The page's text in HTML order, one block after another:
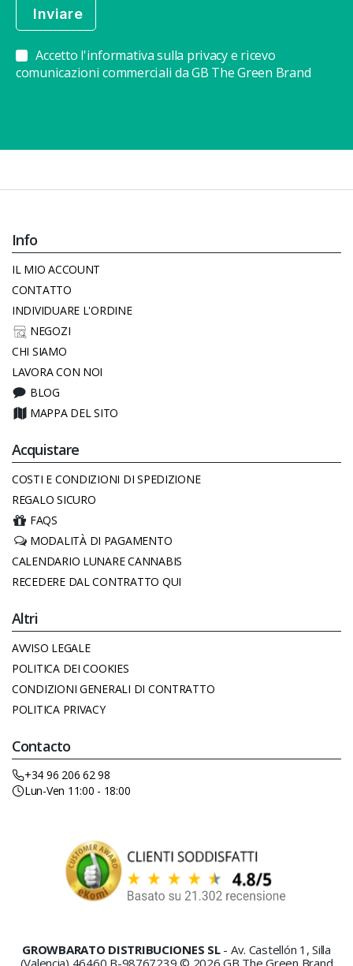
Accetto l'informativa sulla privacy e ricevo
comunicazioni commerciali da GB The Green Brand
Info
IL MIO ACCOUNT
CONTATTO
INDIVIDUARE L'ORDINE
NEGOZI
CHI SIAMO
LAVORA CON NOI
BLOG
MAPPA DEL SITO
Acquistare
COSTI E CONDIZIONI DI SPEDIZIONE
REGALO SICURO
FAQS
MODALITÀ DI PAGAMENTO
CALENDARIO LUNARE CANNABIS
RECEDERE DAL CONTRATTO QUI
Altri
AVVISO LEGALE
POLITICA DEI COOKIES
CONDIZIONI GENERALI DI CONTRATTO
POLITICA PRIVACY
Contacto
+34 96 206 62 98
Lun-Ven 11:00 - 18:00
GROWBARATO DISTRIBUCIONES SL - Av. Castellón 1, Silla